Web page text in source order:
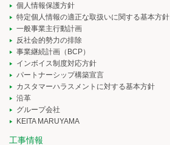
個人情報保護方針
特定個人情報の適正な取扱いに関する基本方針
一般事業主行動計画
反社会的勢力の排除
事業継続計画（BCP）
インボイス制度対応方針
パートナーシップ構築宣言
カスタマーハラスメントに対する基本方針
沿革
グループ会社
KEITA MARUYAMA
工事情報